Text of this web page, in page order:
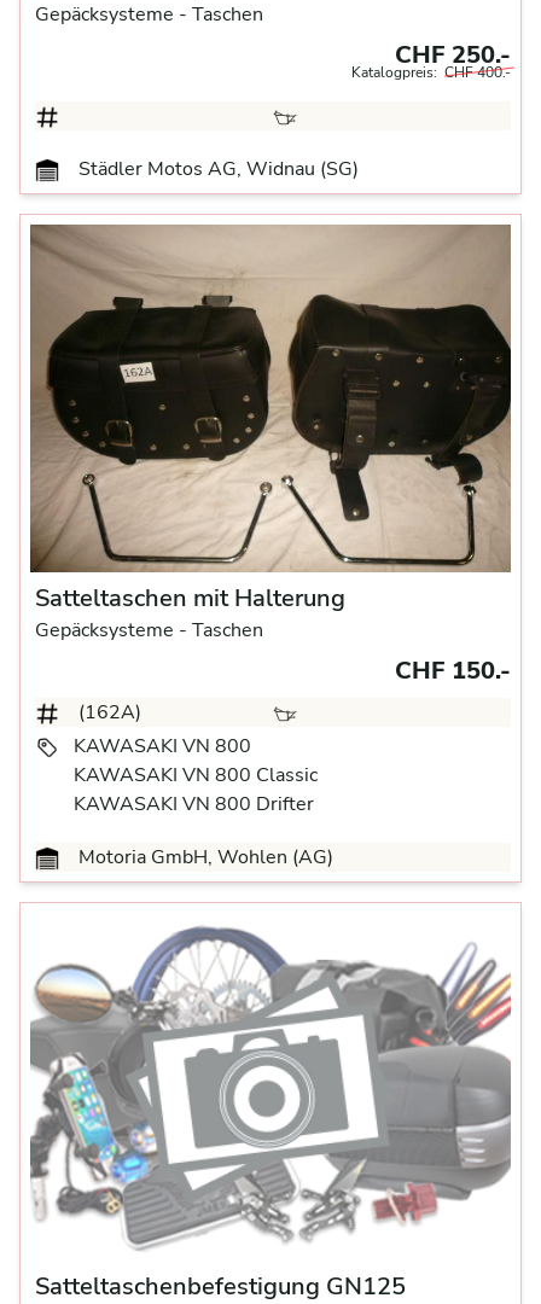
Gepäcksysteme - Taschen
CHF 250.-
Katalogpreis: CHF 400.-
Städler Motos AG, Widnau (SG)
Satteltaschen mit Halterung
Gepäcksysteme - Taschen
CHF 150.-
(162A)
KAWASAKI VN 800
KAWASAKI VN 800 Classic
KAWASAKI VN 800 Drifter
Motoria GmbH, Wohlen (AG)
Satteltaschenbefestigung GN125